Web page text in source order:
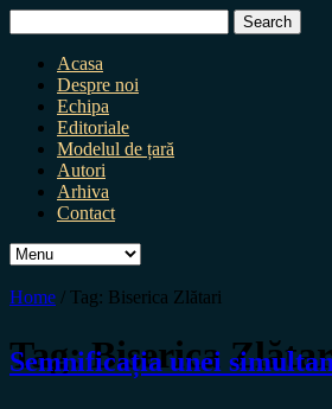
for:
Acasa
Despre noi
Echipa
Editoriale
Modelul de țară
Autori
Arhiva
Contact
Home / Tag: Biserica Zlătari
Tag:Biserica
Semnificația unei